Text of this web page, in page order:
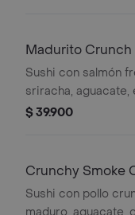
Madurito Crunch
Sushi con salmón
sriracha, aguacate,
plátano maduro,
$ 39.900
Crunchy Smoke
Sushi con pollo